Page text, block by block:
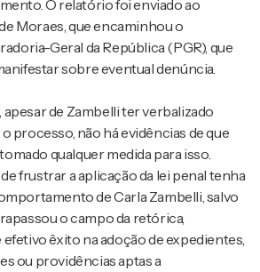
O relatório foi enviado ao
Moraes, que encaminhou o
Geral da República (PGR), que
sobre eventual denúncia.
de Zambelli ter verbalizado
processo, não há evidências de que
qualquer medida para isso.
frustrar a aplicação da lei penal tenha
de Carla Zambelli, salvo
o campo da retórica,
êxito na adoção de expedientes,
ou providências aptas a